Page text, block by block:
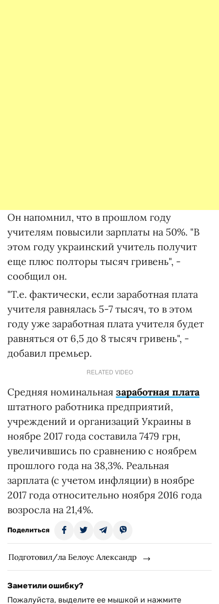
Он напомнил, что в прошлом году
учителям повысили зарплаты на 50%. "В
этом году украинский учитель получит
еще плюс полторы тысяч гривень", -
сообщил он.
"Т.е. фактически, если заработная плата
учителя равнялась 5-7 тысяч, то в этом
году уже заработная плата учителя будет
равняться от 6,5 до 8 тысяч гривень", -
добавил премьер.
RELATED VIDEO
Средняя номинальная заработная плата
штатного работника предприятий,
учреждений и организаций Украины в
ноябре 2017 года составила 7479 грн,
увеличившись по сравнению с ноябрем
прошлого года на 38,3%. Реальная
зарплата (с учетом инфляции) в ноябре
2017 года относительно ноября 2016 года
возросла на 21,4%.
Поделиться
Подготовил/ла Белоус Александр
Заметили ошибку?
Пожалуйста, выделите ее мышкой и нажмите